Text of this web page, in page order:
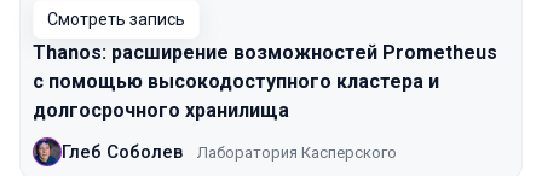
Смотреть запись
Thanos: расширение возможностей Prometheus
с помощью высокодоступного кластера и
долгосрочного хранилища
Глеб Соболев Лаборатория Касперского